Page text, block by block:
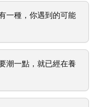
一種，你遇到的可能
潮一點，就已經在養